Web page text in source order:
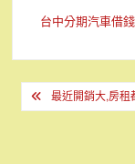
台中分期汽車借錢
文 最近開銷大,房租